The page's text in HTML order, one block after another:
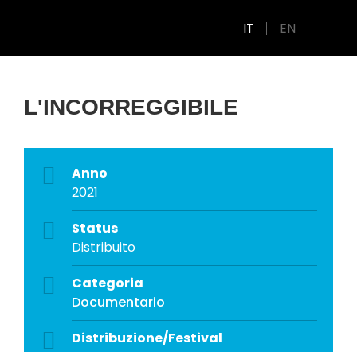
IT EN
L'INCORREGGIBILE
Anno
2021
Status
Distribuito
Categoria
Documentario
Distribuzione/Festival